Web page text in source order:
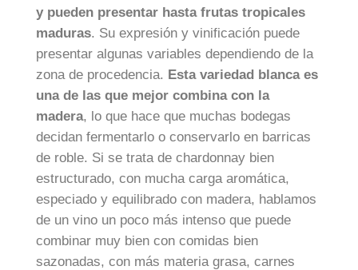
y pueden presentar hasta frutas tropicales
maduras. Su expresión y vinificación puede
presentar algunas variables dependiendo de la
zona de procedencia. Esta variedad blanca es
una de las que mejor combina con la
madera, lo que hace que muchas bodegas
decidan fermentarlo o conservarlo en barricas
de roble. Si se trata de chardonnay bien
estructurado, con mucha carga aromática,
especiado y equilibrado con madera, hablamos
de un vino un poco más intenso que puede
combinar muy bien con comidas bien
sazonadas, con más materia grasa, carnes